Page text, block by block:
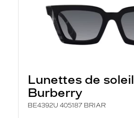
Lunettes de soleil
Burberry
BE4392U 405187 BRIAR